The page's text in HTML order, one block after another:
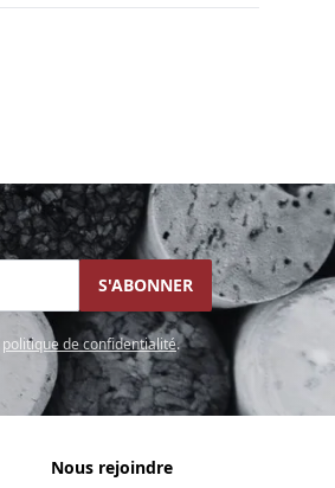
S'ABONNER
politique de confidentialité.
Nous rejoindre